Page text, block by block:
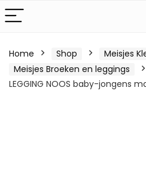
Home Shop
Meisjes
Meisjes Broeken en leggings
LEGGING NOOS baby-jongens